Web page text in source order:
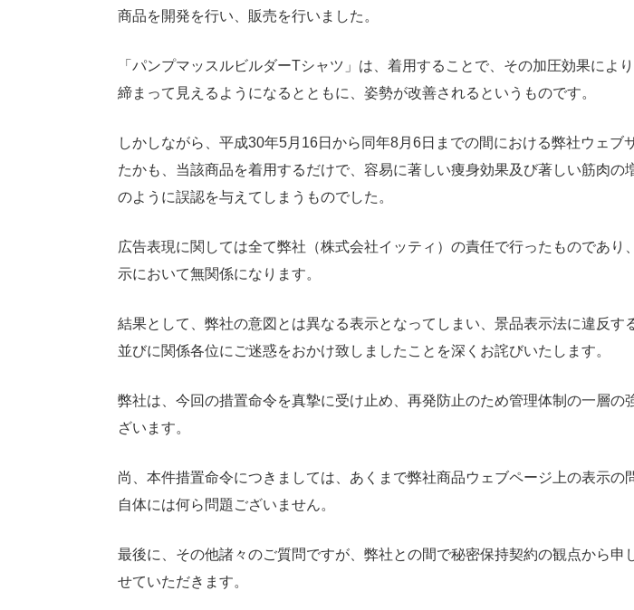
商品を開発を行い、販売を行いました。
「パンプマッスルビルダーTシャツ」は、着用することで、その加圧効果によ
締まって見えるようになるとともに、姿勢が改善されるというものです。
しかしながら、平成30年5月16日から同年8月6日までの間における弊社ウェブ
たかも、当該商品を着用するだけで、容易に著しい痩身効果及び著しい筋肉の
のように誤認を与えてしまうものでした。
広告表現に関しては全て弊社（株式会社イッティ）の責任で行ったものであり
示において無関係になります。
結果として、弊社の意図とは異なる表示となってしまい、景品表示法に違反す
並びに関係各位にご迷惑をおかけ致しましたことを深くお詫びいたします。
弊社は、今回の措置命令を真摯に受け止め、再発防止のため管理体制の一層の
ざいます。
尚、本件措置命令につきましては、あくまで弊社商品ウェブページ上の表示の
自体には何ら問題ございません。
最後に、その他諸々のご質問ですが、弊社との間で秘密保持契約の観点から申
せていただきます。